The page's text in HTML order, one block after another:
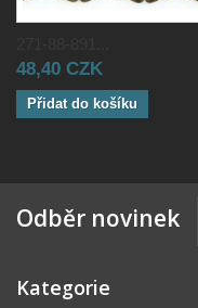
48,40 CZK
Přidat do košíku
Odběr novinek
Kategorie